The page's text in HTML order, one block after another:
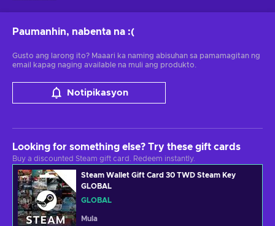
Paumanhin, nabenta na :(
Gusto ang larong ito? Maaari ka naming abisuhan sa pamamagitan ng
email kapag naging available na muli ang produkto.
Notipikasyon
Looking for something else? Try these gift cards
Buy a discounted Steam gift card. Redeem instantly.
Steam Wallet Gift Card 30 TWD Steam Key
GLOBAL
GLOBAL
Mula